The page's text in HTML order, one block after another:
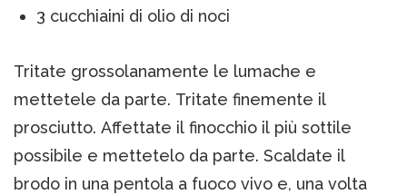
3 cucchiaini di olio di noci
Tritate grossolanamente le lumache e
mettetele da parte. Tritate finemente il
prosciutto. Affettate il finocchio il più sottile
possibile e mettetelo da parte. Scaldate il
brodo in una pentola a fuoco vivo e, una volta